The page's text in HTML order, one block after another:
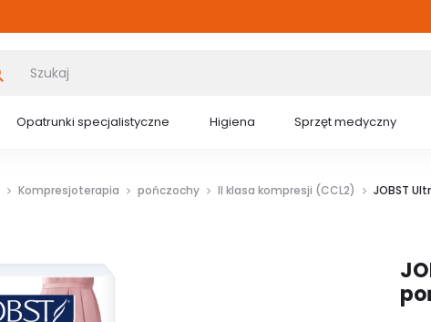
Opatrunki specjalistyczne Higiena Sprzęt medyczny
Kompresjoterapia pończochy II klasa kompresji (CCL2) JOBST